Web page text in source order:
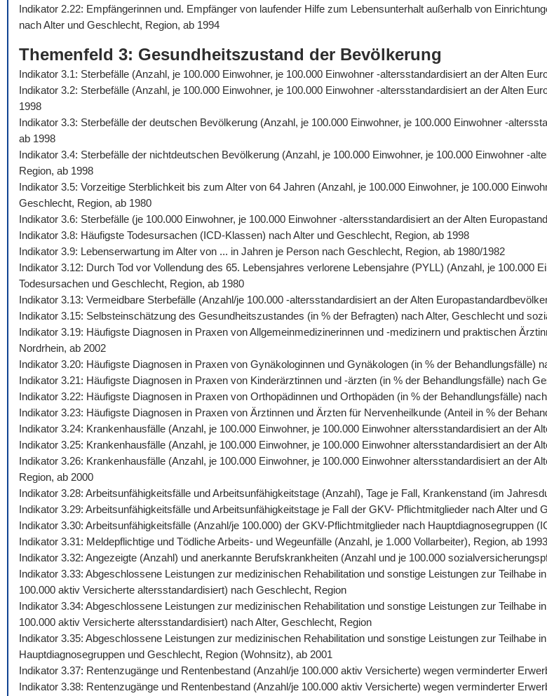
Indikator 2.22: Empfängerinnen und. Empfänger von laufender Hilfe zum Lebensunterhalt außerhalb von
nach Alter und Geschlecht, Region, ab 1994
Themenfeld 3: Gesundheitszustand der Bevölkerung
Indikator 3.1: Sterbefälle (Anzahl, je 100.000 Einwohner, je 100.000 Einwohner -altersstandardisiert an der Alten
Indikator 3.2: Sterbefälle (Anzahl, je 100.000 Einwohner, je 100.000 Einwohner -altersstandardisiert an der Alten
1998
Indikator 3.3: Sterbefälle der deutschen Bevölkerung (Anzahl, je 100.000 Einwohner, je 100.000 Einwohner -
ab 1998
Indikator 3.4: Sterbefälle der nichtdeutschen Bevölkerung (Anzahl, je 100.000 Einwohner, je 100.000 Einwohner -
Region, ab 1998
Indikator 3.5: Vorzeitige Sterblichkeit bis zum Alter von 64 Jahren (Anzahl, je 100.000 Einwohner, je 100.000
Geschlecht, Region, ab 1980
Indikator 3.6: Sterbefälle (je 100.000 Einwohner, je 100.000 Einwohner -altersstandardisiert an der Alten
Indikator 3.8: Häufigste Todesursachen (ICD-Klassen) nach Alter und Geschlecht, Region, ab 1998
Indikator 3.9: Lebenserwartung im Alter von ... in Jahren je Person nach Geschlecht, Region, ab 1980/1982
Indikator 3.12: Durch Tod vor Vollendung des 65. Lebensjahres verlorene Lebensjahre (PYLL) (Anzahl, je 100.000
Todesursachen und Geschlecht, Region, ab 1980
Indikator 3.13: Vermeidbare Sterbefälle (Anzahl/je 100.000 -altersstandardisiert an der Alten
Indikator 3.15: Selbsteinschätzung des Gesundheitszustandes (in % der Befragten) nach Alter, Geschlecht und
Indikator 3.19: Häufigste Diagnosen in Praxen von Allgemeinmedizinerinnen und -medizinern und praktischen
Nordrhein, ab 2002
Indikator 3.20: Häufigste Diagnosen in Praxen von Gynäkologinnen und Gynäkologen (in % der Behandlungsfälle)
Indikator 3.21: Häufigste Diagnosen in Praxen von Kinderärztinnen und -ärzten (in % der Behandlungsfälle) nach
Indikator 3.22: Häufigste Diagnosen in Praxen von Orthopädinnen und Orthopäden (in % der Behandlungsfälle)
Indikator 3.23: Häufigste Diagnosen in Praxen von Ärztinnen und Ärzten für Nervenheilkunde (Anteil in % der
Indikator 3.24: Krankenhausfälle (Anzahl, je 100.000 Einwohner, je 100.000 Einwohner altersstandardisiert an der
Indikator 3.25: Krankenhausfälle (Anzahl, je 100.000 Einwohner, je 100.000 Einwohner altersstandardisiert an der
Indikator 3.26: Krankenhausfälle (Anzahl, je 100.000 Einwohner, je 100.000 Einwohner altersstandardisiert an der
Region, ab 2000
Indikator 3.28: Arbeitsunfähigkeitsfälle und Arbeitsunfähigkeitstage (Anzahl), Tage je Fall, Krankenstand (im
Indikator 3.29: Arbeitsunfähigkeitsfälle und Arbeitsunfähigkeitstage je Fall der GKV- Pflichtmitglieder nach Alter und
Indikator 3.30: Arbeitsunfähigkeitsfälle (Anzahl/je 100.000) der GKV-Pflichtmitglieder nach Hauptdiagnosegruppen
Indikator 3.31: Meldepflichtige und Tödliche Arbeits- und Wegeunfälle (Anzahl, je 1.000 Vollarbeiter), Region, ab 1993
Indikator 3.32: Angezeigte (Anzahl) und anerkannte Berufskrankheiten (Anzahl und je 100.000
Indikator 3.33: Abgeschlossene Leistungen zur medizinischen Rehabilitation und sonstige Leistungen zur
100.000 aktiv Versicherte altersstandardisiert) nach Geschlecht, Region
Indikator 3.34: Abgeschlossene Leistungen zur medizinischen Rehabilitation und sonstige Leistungen zur
100.000 aktiv Versicherte altersstandardisiert) nach Alter, Geschlecht, Region
Indikator 3.35: Abgeschlossene Leistungen zur medizinischen Rehabilitation und sonstige Leistungen zur
Hauptdiagnosegruppen und Geschlecht, Region (Wohnsitz), ab 2001
Indikator 3.37: Rentenzugänge und Rentenbestand (Anzahl/je 100.000 aktiv Versicherte) wegen verminderter
Indikator 3.38: Rentenzugänge und Rentenbestand (Anzahl/je 100.000 aktiv Versicherte) wegen verminderter